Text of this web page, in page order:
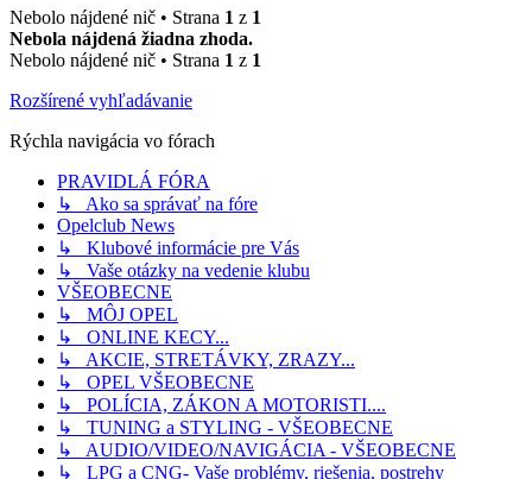
Nebolo nájdené nič • Strana 1 z 1
Nebola nájdená žiadna zhoda.
Nebolo nájdené nič • Strana 1 z 1
Rozšírené vyhľadávanie
Rýchla navigácia vo fórach
PRAVIDLÁ FÓRA
↳ Ako sa správať na fóre
Opelclub News
↳ Klubové informácie pre Vás
↳ Vaše otázky na vedenie klubu
VŠEOBECNE
↳ MÔJ OPEL
↳ ONLINE KECY...
↳ AKCIE, STRETÁVKY, ZRAZY...
↳ OPEL VŠEOBECNE
↳ POLÍCIA, ZÁKON A MOTORISTI....
↳ TUNING a STYLING - VŠEOBECNE
↳ AUDIO/VIDEO/NAVIGÁCIA - VŠEOBECNE
↳ LPG a CNG- Vaše problémy, riešenia, postrehy